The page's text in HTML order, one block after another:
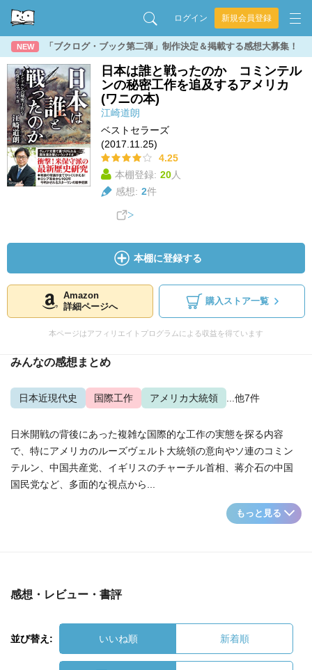
ログイン 新規会員登録
NEW 「ブクログ・ブック第二弾」制作決定＆掲載する感想大募集！
日本は誰と戦ったのか コミンテル
ンの秘密工作を追及するアメリカ
(ワニの本)
江崎道朗
ベストセラーズ
(2017.11.25)
4.25
本棚登録: 20人
感想: 2件
本棚に登録する
Amazon
詳細ページへ
購入ストア一覧
本ページはアフィリエイトプログラムによる収益を得ています
みんなの感想まとめ
日本近現代史 国際工作 アメリカ大統領 ...他7件
日米開戦の背後にあった複雑な国際的な工作の実態を探る内容
で、特にアメリカのルーズヴェルト大統領の意向やソ連のコミン
テルン、中国共産党、イギリスのチャーチル首相、蒋介石の中国
国民党など、多面的な視点から...
もっと見る
感想・レビュー・書評
並び替え: いいね順 新着順